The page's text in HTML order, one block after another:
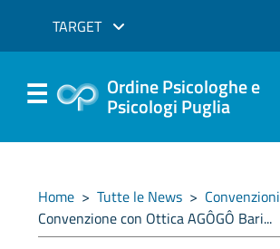
TARGET
Ordine Psicologhe e
Psicologi Puglia
Home > Tutte le News > Convenzioni
Convenzione con Ottica AGÔGÔ Bari...